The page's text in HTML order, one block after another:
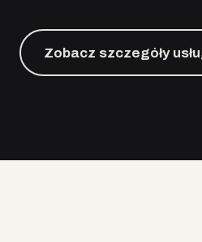
Zobacz szczegóły